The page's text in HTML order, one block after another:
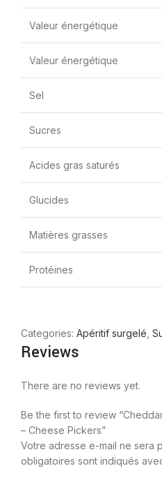
Valeur énergétique
Valeur énergétique
Sel
Sucres
Acides gras saturés
Glucides
Matières grasses
Protéines
Categories: Apéritif surgelé
Reviews
There are no reviews yet.
Be the first to review
– Cheese Pickers”
Votre adresse e-mail ne sera
obligatoires sont indiqués